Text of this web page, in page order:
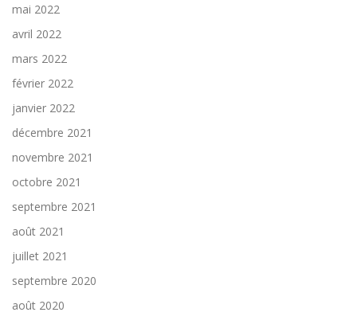
mai 2022
avril 2022
mars 2022
février 2022
janvier 2022
décembre 2021
novembre 2021
octobre 2021
septembre 2021
août 2021
juillet 2021
septembre 2020
août 2020